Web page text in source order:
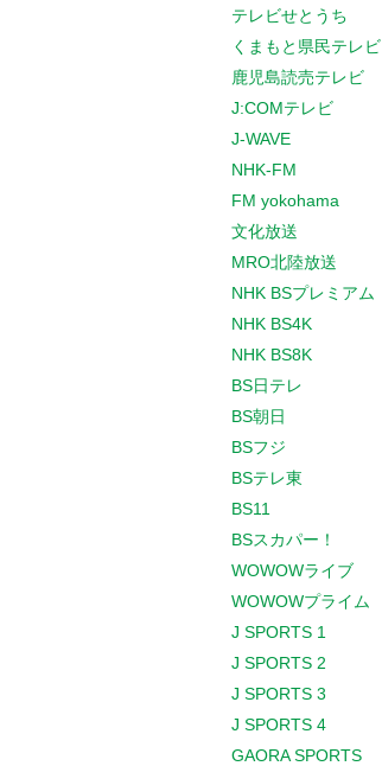
テレビせとうち
くまもと県民テレビ
鹿児島読売テレビ
J:COMテレビ
J-WAVE
NHK-FM
FM yokohama
文化放送
MRO北陸放送
NHK BSプレミアム
NHK BS4K
NHK BS8K
BS日テレ
BS朝日
BSフジ
BSテレ東
BS11
BSスカパー！
WOWOWライブ
WOWOWプライム
J SPORTS 1
J SPORTS 2
J SPORTS 3
J SPORTS 4
GAORA SPORTS